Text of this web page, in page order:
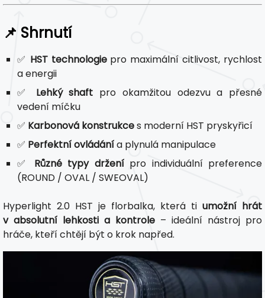
📌 Shrnutí
✅ HST technologiepro maximální citlivost, rychlost
a energii
✅ Lehký shaft pro okamžitou odezvu a přesné
vedení míčku
✅ Karbonová konstrukces moderní HST pryskyřicí
✅ Perfektní ovládánía plynulá manipulace
✅ Různé typy drženípro individuální preference
(ROUND / OVAL / SWEOVAL)
Hyperlight 2.0 HST je florbalka, která ti umožní hrát
v absolutní lehkosti a kontrole – ideální nástroj pro
hráče, kteří chtějí být o krok napřed.